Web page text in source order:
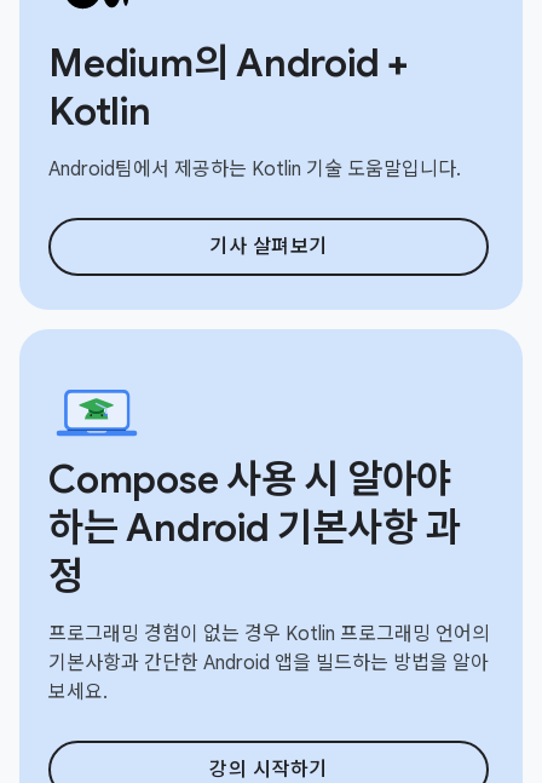
Medium의 Android +
Kotlin
Android팀에서 제공하는 Kotlin 기술 도움말입니다.
기사 살펴보기
Compose 사용 시 알아야
하는 Android 기본사항 과
정
프로그래밍 경험이 없는 경우 Kotlin 프로그래밍 언어의
기본사항과 간단한 Android 앱을 빌드하는 방법을 알아
보세요.
강의 시작하기